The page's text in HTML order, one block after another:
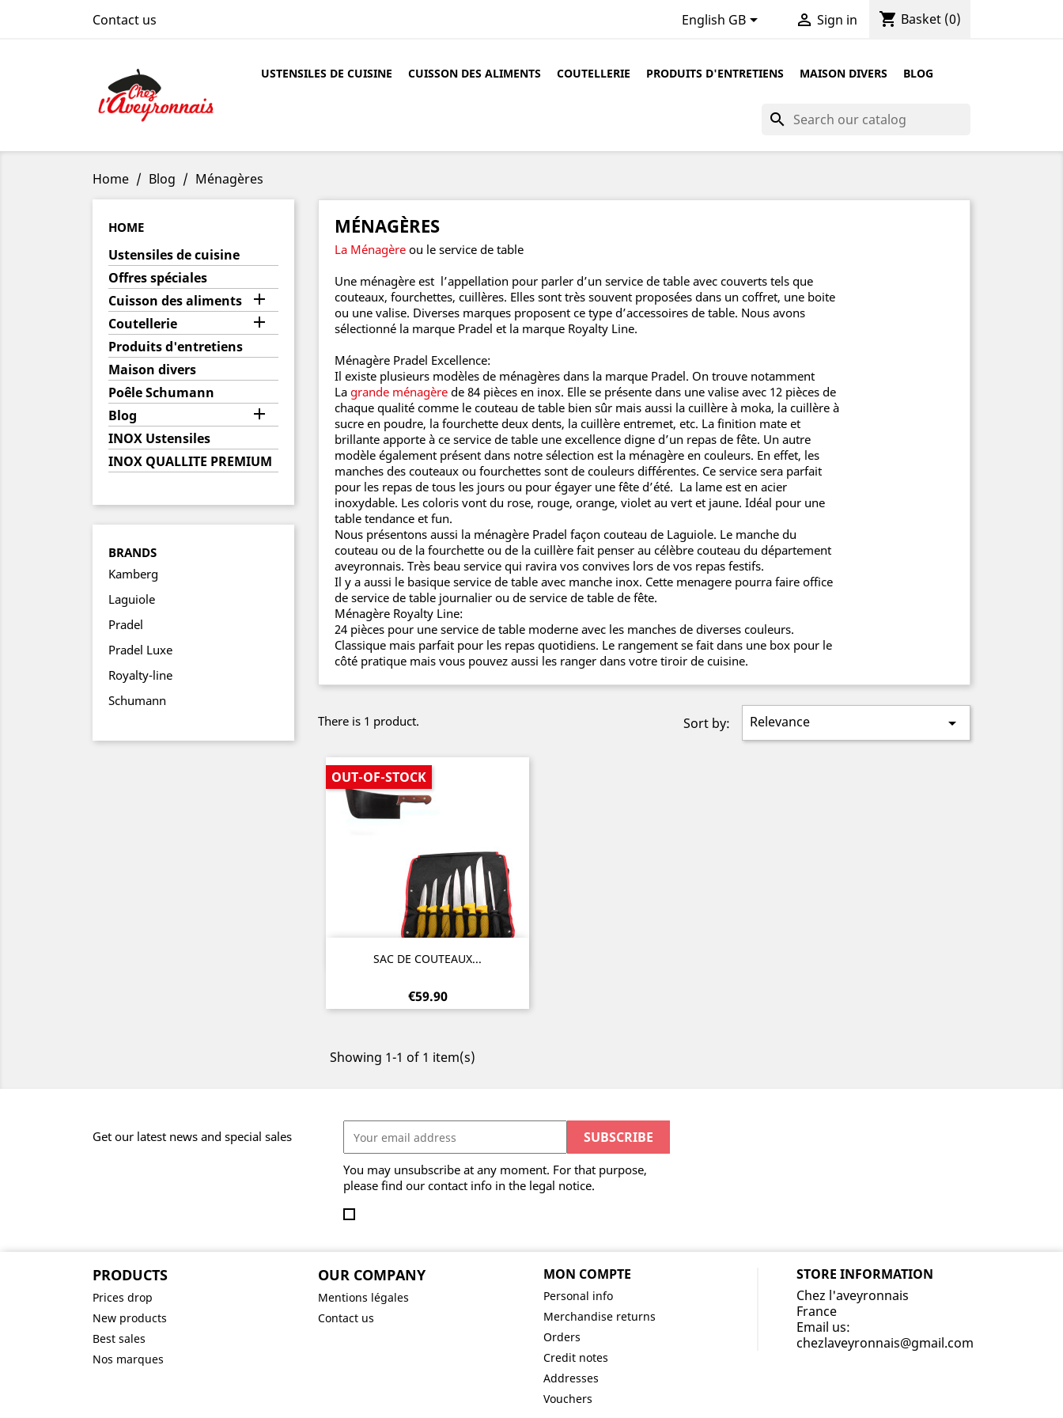
Contact us English GB  Sign in shopping_cart Basket (0)
USTENSILES DE CUISINE CUISSON DES ALIMENTS COUTELLERIE PRODUITS D'ENTRETIENS MAISON DIVERS BLOG
search
Home Blog Ménagères
HOME
Ustensiles de cuisine
Offres spéciales
Cuisson des aliments

Coutellerie 
Produits d'entretiens
Maison divers
Poêle Schumann
Blog

INOX Ustensiles
INOX QUALLITE PREMIUM
BRANDS
Kamberg
Laguiole
Pradel
Pradel Luxe
Royalty-line
Schumann
MÉNAGÈRES
La Ménagère ou le service de table
Une ménagère est l’appellation pour parler d’un service de table avec couverts tels que
couteaux, fourchettes, cuillères. Elles sont très souvent proposées dans un coffret, une boite
ou une valise. Diverses marques proposent ce type d’accessoires de table. Nous avons
sélectionné la marque Pradel et la marque Royalty Line.
Ménagère Pradel Excellence:
Il existe plusieurs modèles de ménagères dans la marque Pradel. On trouve notamment
La grande ménagère de 84 pièces en inox. Elle se présente dans une valise avec 12 pièces de
chaque qualité comme le couteau de table bien sûr mais aussi la cuillère à moka, la cuillère à
sucre en poudre, la fourchette deux dents, la cuillère entremet, etc. La finition mate et
brillante apporte à ce service de table une excellence digne d’un repas de fête. Un autre
modèle également présent dans notre sélection est la ménagère en couleurs. En effet, les
manches des couteaux ou fourchettes sont de couleurs différentes. Ce service sera parfait
pour les repas de tous les jours ou pour égayer une fête d’été. La lame est en acier
inoxydable. Les coloris vont du rose, rouge, orange, violet au vert et jaune. Idéal pour une
table tendance et fun.
Nous présentons aussi la ménagère Pradel façon couteau de Laguiole. Le manche du
couteau ou de la fourchette ou de la cuillère fait penser au célèbre couteau du département
aveyronnais. Très beau service qui ravira vos convives lors de vos repas festifs.
Il y a aussi le basique service de table avec manche inox. Cette menagere pourra faire office
de service de table journalier ou de service de table de fête.
Ménagère Royalty Line:
24 pièces pour une service de table moderne avec les manches de diverses couleurs.
Classique mais parfait pour les repas quotidiens. Le rangement se fait dans une box pour le
côté pratique mais vous pouvez aussi les ranger dans votre tiroir de cuisine.
There is 1 product. Sort by: Relevance 
Quick view
SAC DE COUTEAUX...
€59.90
OUT-OF-STOCK
Showing 1-1 of 1 item(s)
Get our latest news and special sales
You may unsubscribe at any moment. For that purpose,
please find our contact info in the legal notice.
PRODUCTS
Prices drop
New products
Best sales
Nos marques
OUR COMPANY
Mentions légales
Contact us
MON COMPTE
Personal info
Merchandise returns
Orders
Credit notes
Addresses
Vouchers
STORE INFORMATION
Chez l'aveyronnais
France
Email us:
chezlaveyronnais@gmail.com